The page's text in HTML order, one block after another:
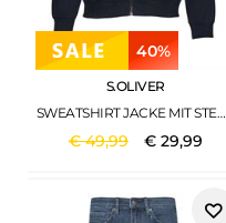
40%
S.OLIVER
SWEATSHIRT JACKE MIT STEHKRAGEN UND LOGO-DETAIL BLAU
€49,99 € 29,99